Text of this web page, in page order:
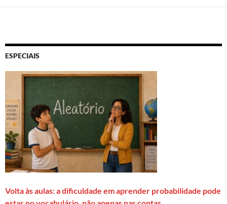
ESPECIAIS
Volta às aulas: a dificuldade em aprender probabilidade pode